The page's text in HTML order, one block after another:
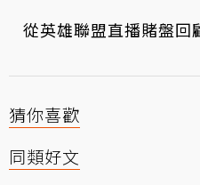
從英雄聯盟直播賭盤回
猜你喜歡
同類好文